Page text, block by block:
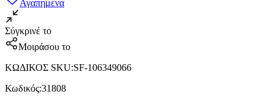
Αγαπημένα
Σύγκρινέ το
Μοιράσου το
ΚΩΔΙΚΟΣ SKU:SF-106349066
Κωδικός:31808